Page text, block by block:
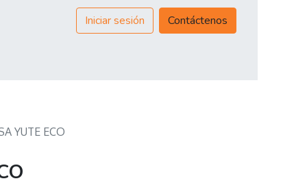
Iniciar sesión Contáctenos
YUTE ECO